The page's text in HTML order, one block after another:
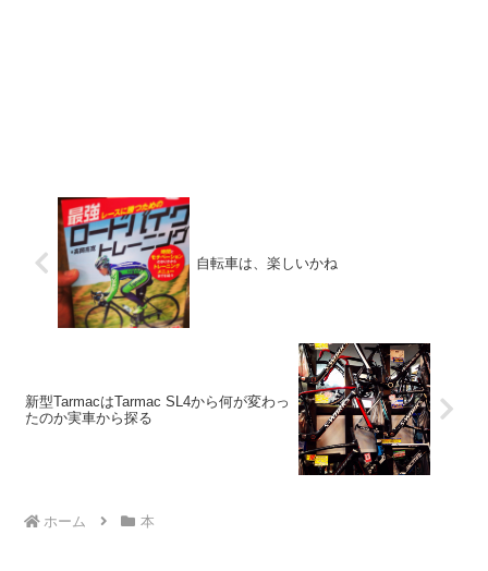
自転車は、楽しいかね
新型TarmacはTarmac SL4から何が変わっ
たのか実車から探る
ホーム 本